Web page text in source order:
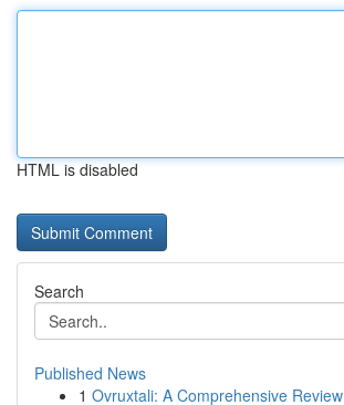
HTML is disabled
Search
Published News
1 Ovruxtali: A Comprehensive Review